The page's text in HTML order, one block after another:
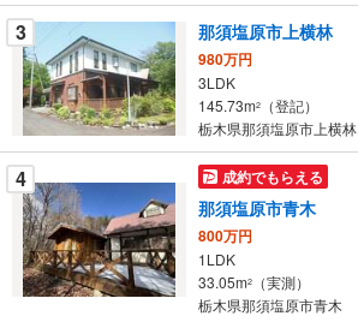
ジ
に
保
存
す
る
3 那須塩原市上横林
980万円
3LDK
145.73m2
（登記）
栃木県那須塩原市上横林
4 成約でもらえる
那須塩原市青木
800万円
1LDK
33.05m2
（実測）
栃木県那須塩原市青木